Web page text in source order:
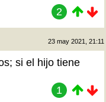
2
23 may 2021, 21:11
si el hijo tiene
1